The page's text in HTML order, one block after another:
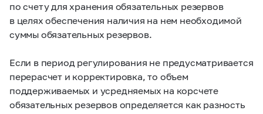
по счету для хранения обязательных резервов
в целях обеспечения наличия на нем необходимой
суммы обязательных резервов.
Если в период регулирования не предусматривается
перерасчет и корректировка, то объем
поддерживаемых и усредняемых на корсчете
обязательных резервов определяется как разность